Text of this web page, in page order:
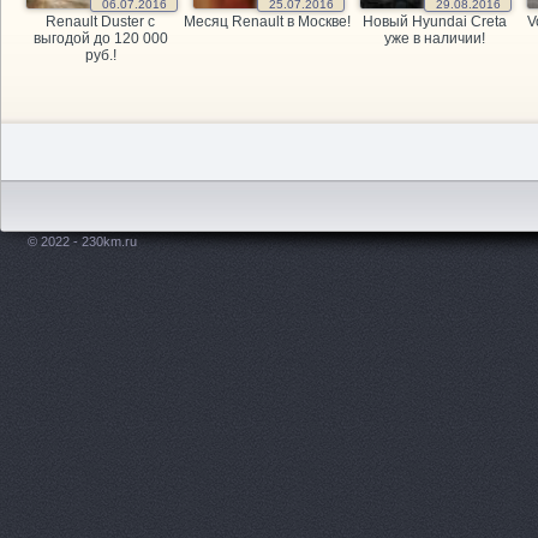
06.07.2016
Renault Duster с
выгодой до 120 000
руб.!
25.07.2016
Месяц Renault в Москве!
29.08.2016
Новый Hyundai Creta
уже в наличии!
© 2022 - 230km.ru